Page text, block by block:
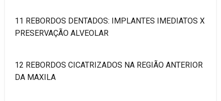
11 REBORDOS DENTADOS: IMPLANTES IMEDIATOS X
PRESERVAÇÃO ALVEOLAR
12 REBORDOS CICATRIZADOS NA REGIÃO ANTERIOR
DA MAXILA